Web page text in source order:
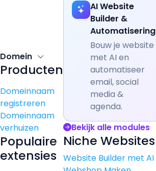
Domein
Producten
Domeinnaam
registreren
Domeinnaam
verhuizen
Populaire
extensies
AI Website
Builder &
Automatisering
Bouw je website
met AI en
automatiseer
email, social
media &
agenda.
Bekijk alle modules
Niche Websites
Website Builder met AI